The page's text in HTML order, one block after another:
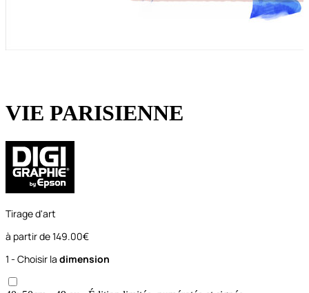
VIE PARISIENNE
Tirage d'art
à partir de149.00€
1 - Choisir la dimension